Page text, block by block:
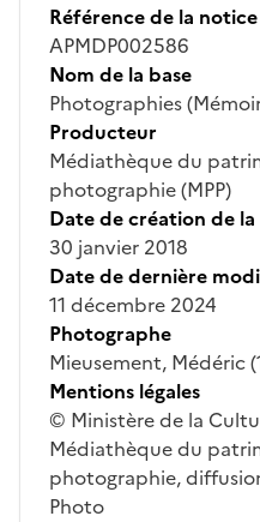
Référence de la notice
APMDP002586
Nom de la base
Photographies
Producteur
Médiathèque du
photographie (MPP)
Date de création de
30 janvier 2018
Date de dernière
11 décembre 2024
Photographe
Mieusement, Médéric
Mentions légales
© Ministère de la
Médiathèque du
photographie,
Photo